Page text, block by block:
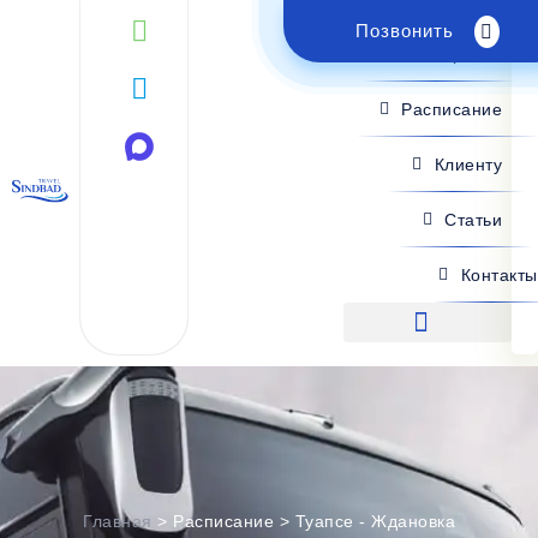
Позвонить
Поиск рейса
Расписание
Клиенту
Статьи
Контакты
Главная > Расписание > Туапсе - Ждановка